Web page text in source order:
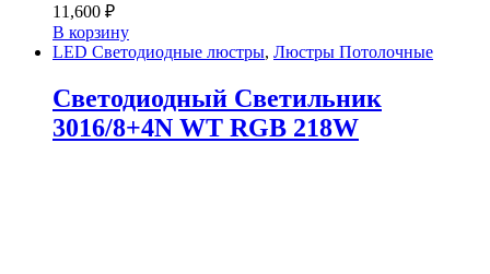
11,600 ₽
В корзину
LED Светодиодные люстры, Люстры Потолочные
Светодиодный Светильник
3016/8+4N WT RGB 218W